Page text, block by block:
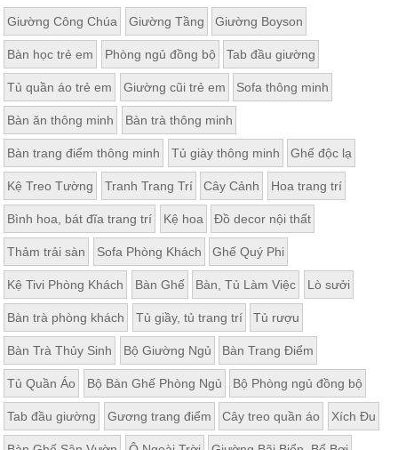
Giường Công Chúa Giường Tầng Giường Boyson
Bàn học trẻ em Phòng ngủ đồng bộ Tab đầu giường
Tủ quần áo trẻ em Giường cũi trẻ em Sofa thông minh
Bàn ăn thông minh Bàn trà thông minh
Bàn trang điểm thông minh Tủ giày thông minh Ghế độc lạ
Kệ Treo Tường Tranh Trang Trí Cây Cảnh Hoa trang trí
Bình hoa, bát đĩa trang trí Kệ hoa Đồ decor nội thất
Thảm trải sàn Sofa Phòng Khách Ghế Quý Phi
Kệ Tivi Phòng Khách Bàn Ghế Bàn, Tủ Làm Việc Lò sưởi
Bàn trà phòng khách Tủ giầy, tủ trang trí Tủ rượu
Bàn Trà Thủy Sinh Bộ Giường Ngủ Bàn Trang Điểm
Tủ Quần Áo Bộ Bàn Ghế Phòng Ngủ Bộ Phòng ngủ đồng bộ
Tab đầu giường Gương trang điểm Cây treo quần áo Xích Đu